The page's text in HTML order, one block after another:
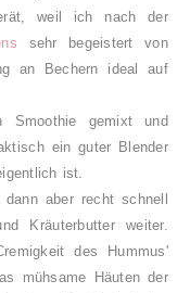
weil ich nach der
sehr begeistert von
an Bechern ideal auf
gemixt und
ein guter Blender
ist.
aber recht schnell
Kräuterbutter weiter.
des Hummus'
mühsame Häuten der